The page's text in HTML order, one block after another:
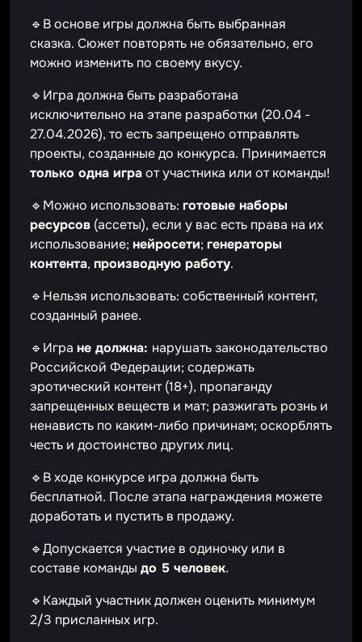
🔹В основе игры должна быть выбранная
сказка. Сюжет повторять не обязательно, его
можно изменить по своему вкусу.
🔹Игра должна быть разработана
исключительно на этапе разработки (20.04 -
27.04.2026), то есть запрещено отправлять
проекты, созданные до конкурса. Принимается
только одна играот участника или от команды!
🔹Можно использовать: готовые наборы
ресурсов (ассеты), если у вас есть права на их
использование; нейросети; генераторы
контента, производную работу.
🔹Нельзя использовать: собственный контент,
созданный ранее.
🔹Игра не должна: нарушать законодательство
Российской Федерации; содержать
эротический контент (18+), пропаганду
запрещенных веществ и мат; разжигать рознь и
ненависть по каким-либо причинам; оскорблять
честь и достоинство других лиц.
🔹В ходе конкурсе игра должна быть
бесплатной. После этапа награждения можете
доработать и пустить в продажу.
🔹Допускается участие в одиночку или в
составе команды до 5 человек.
🔹Каждый участник должен оценить минимум
2/3 присланных игр.